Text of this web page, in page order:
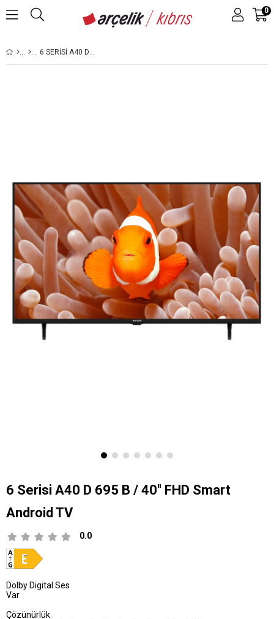
0
6 SERISI A40 D 695 B / 40'' FHD SMART ANDROID TV
6 Serisi A40 D 695 B / 40'' FHD Smart
Android TV
0.0
Dolby Digital Ses
Var
Çözünürlük